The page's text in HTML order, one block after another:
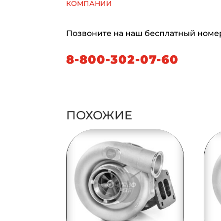
Позвоните на наш бесплатный
8-800-302-07-60
ПОХОЖИЕ